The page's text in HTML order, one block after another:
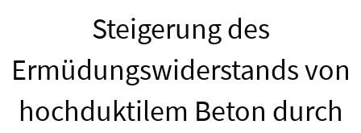
Steigerung des
Ermüdungswiderstands von
hochduktilem Beton durch